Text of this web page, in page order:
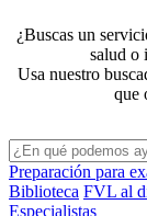
¿Buscas un
salud o
Usa nuestro
que
Preparación para
Biblioteca FVL al
Especialistas